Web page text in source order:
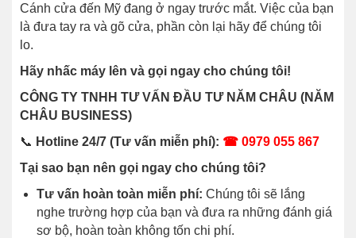
Cánh cửa đến Mỹ đang ở ngay trước mắt. Việc của bạn
là đưa tay ra và gõ cửa, phần còn lại hãy để chúng tôi
lo.
Hãy nhấc máy lên và gọi ngay cho chúng tôi!
CÔNG TY TNHH TƯ VẤN ĐẦU TƯ NĂM CHÂU (NĂM
CHÂU BUSINESS)
📞 Hotline 24/7 (Tư vấn miễn phí): ☎ 0979 055 867
Tại sao bạn nên gọi ngay cho chúng tôi?
Tư vấn hoàn toàn miễn phí: Chúng tôi sẽ lắng
nghe trường hợp của bạn và đưa ra những đánh giá
sơ bộ, hoàn toàn không tốn chi phí.